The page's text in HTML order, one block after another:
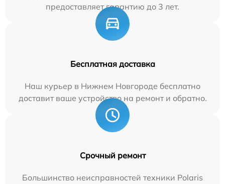
предоставляет гарантию до 3 лет.
Бесплатная доставка
Наш курьер в Нижнем Новгороде бесплатно
доставит ваше устройство на ремонт и обратно.
Срочный ремонт
Большинство неисправностей техники Polaris